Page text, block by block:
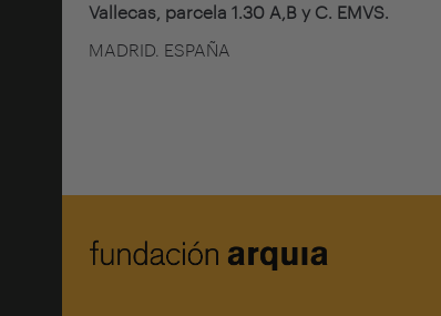
Vallecas, parcela 1.30 A,B y C. EMVS.
MADRID. ESPAÑA